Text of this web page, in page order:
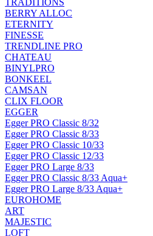
TRADITIONS
BERRY ALLOC
ETERNITY
FINESSE
TRENDLINE PRO
CHATEAU
BINYLPRO
BONKEEL
CAMSAN
CLIX FLOOR
EGGER
Egger PRO Classic 8/32
Egger PRO Classic 8/33
Egger PRO Classic 10/33
Egger PRO Classic 12/33
Egger PRO Large 8/33
Egger PRO Classic 8/33 Aqua+
Egger PRO Large 8/33 Aqua+
EUROHOME
ART
MAJESTIC
LOFT